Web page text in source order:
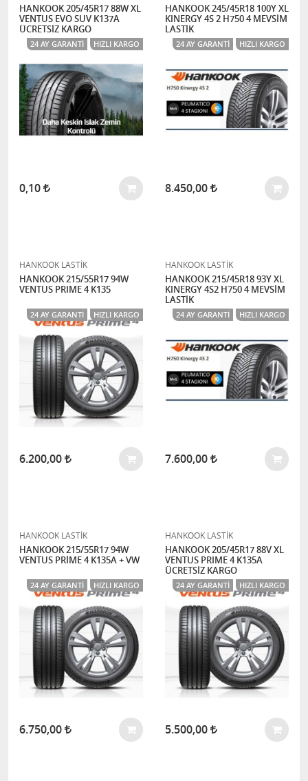
HANKOOK 205/45R17 88W XL
VENTUS EVO SUV K137A
ÜCRETSİZ KARGO
24 AY GARANTI HIZLI KARGO
0,10
HANKOOK 245/45R18 100Y XL
KINERGY 4S 2 H750 4 MEVSİM
LASTİK
24 AY GARANTI HIZLI KARGO
8.450,00
HANKOOK LASTİK
HANKOOK 215/55R17 94W
VENTUS PRIME 4 K135
24 AY GARANTI HIZLI KARGO
6.200,00
HANKOOK LASTİK
HANKOOK 215/45R18 93Y XL
KINERGY 4S2 H750 4 MEVSİM
LASTİK
24 AY GARANTI HIZLI KARGO
7.600,00
HANKOOK LASTİK
HANKOOK 215/55R17 94W
VENTUS PRİME 4 K135A + VW
24 AY GARANTI HIZLI KARGO
6.750,00
HANKOOK LASTİK
HANKOOK 205/45R17 88V XL
VENTUS PRIME 4 K135A
ÜCRETSİZ KARGO
24 AY GARANTI HIZLI KARGO
5.500,00